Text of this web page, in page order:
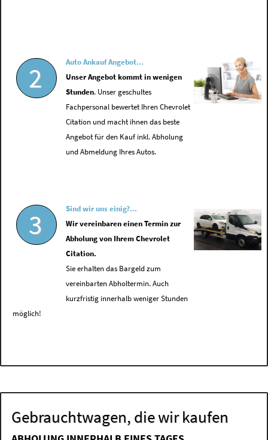
2
Auto Ankauf Angebot...
Unser Angebot kommt in wenigen
Stunden. Unser geschultes
Fachpersonal bewertet Ihren Chevrolet
Citation und macht ihnen das beste
Angebot für den Kauf inkl. Abholung
und Abmeldung Ihres Autos.
3
Sind wir uns einig?...
Wir vereinbaren einen Termin zur
Abholung von Ihrem Chevrolet
Citation.
Sie erhalten das Bargeld zum
vereinbarten Abholtermin. Auch
kurzfristig innerhalb weniger Stunden
möglich!
Gebrauchtwagen, die wir kaufen